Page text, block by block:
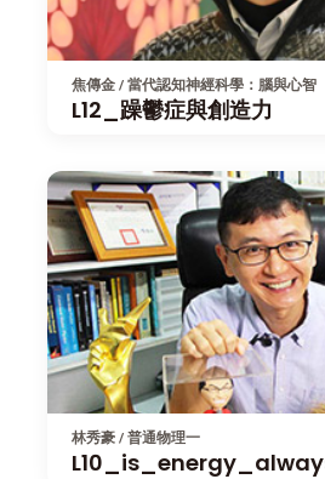
焦傳金 / 當代認知神經科學：腦與心智
L12_躁鬱症與創造力
林秀豪 / 普通物理一